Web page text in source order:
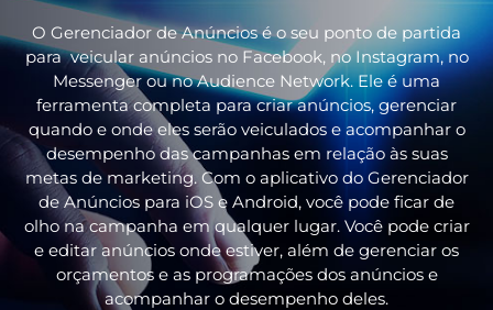
O Gerenciador de Anúncios é o seu ponto de partida
para veicular anúncios no Facebook, no Instagram, no
Messenger ou no Audience Network. Ele é uma
ferramenta completa para criar anúncios, gerenciar
quando e onde eles serão veiculados e acompanhar o
desempenho das campanhas em relação às suas
metas de marketing. Com o aplicativo do Gerenciador
de Anúncios para iOS e Android, você pode ficar de
olho na campanha em qualquer lugar. Você pode criar
e editar anúncios onde estiver, além de gerenciar os
orçamentos e as programações dos anúncios e
acompanhar o desempenho deles.